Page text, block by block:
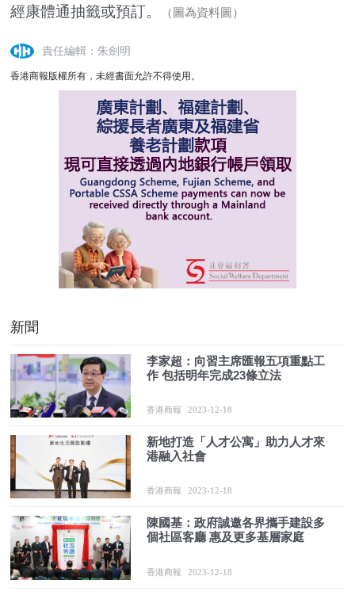
經康體通抽籤或預訂。
（圖為資料圖）
責任編輯：朱劍明
香港商報版權所有，未經書面允許不得使用。
新聞
李家超：向習主席匯報五項重點工
作 包括明年完成23條立法
香港商報 2023-12-18
新地打造「人才公寓」助力人才來
港融入社會
香港商報 2023-12-18
陳國基：政府誠邀各界攜手建設多
個社區客廳 惠及更多基層家庭
香港商報 2023-12-18